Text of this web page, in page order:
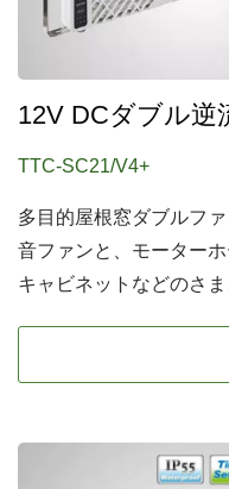
12V DCダブル逆
TTC-SC21/V4+
多目的屋根窓ダブルフ
音ファンと、モーター
キャビネットなどのさ